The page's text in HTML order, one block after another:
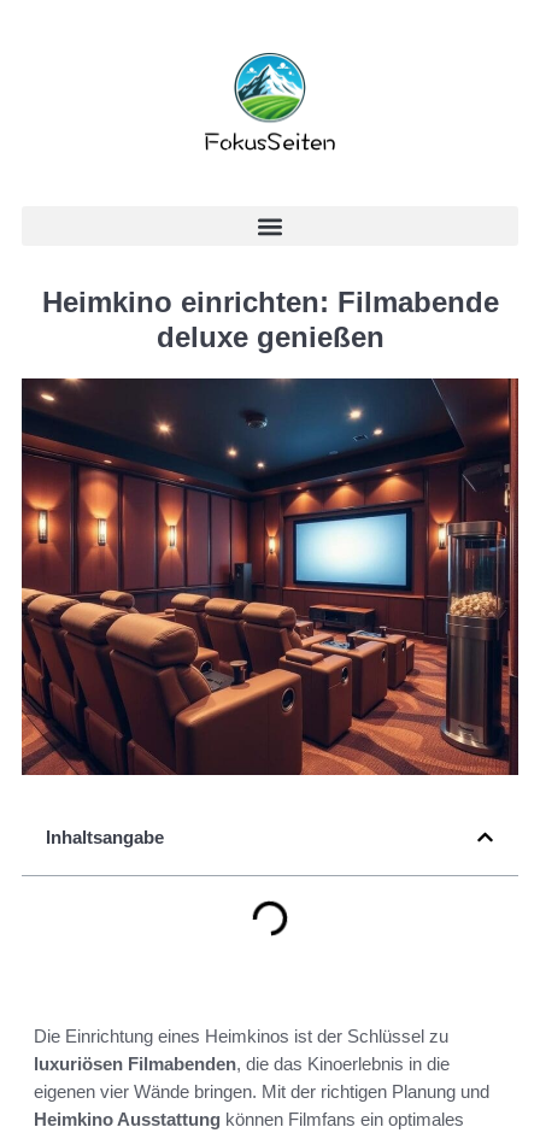
Heimkino einrichten: Filmabende
deluxe genießen
Inhaltsangabe
Die Einrichtung eines Heimkinos ist der Schlüssel zu
luxuriösen Filmabenden, die das Kinoerlebnis in die
eigenen vier Wände bringen. Mit der richtigen Planung und
Heimkino Ausstattung können Filmfans ein optimales